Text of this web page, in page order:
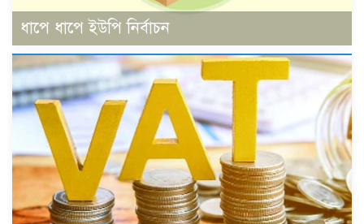
ধাপে ধাপে ইউপি নির্বাচন